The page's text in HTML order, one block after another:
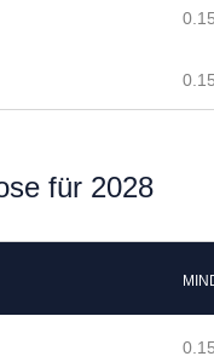
für 2028